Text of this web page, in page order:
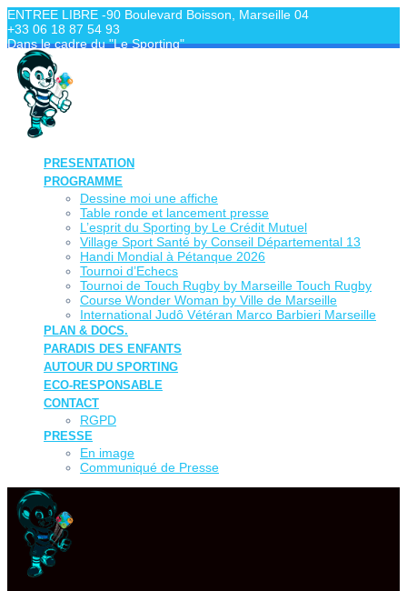
Skip
to
content
ENTREE LIBRE -90 Boulevard Boisson, Marseille 04
+33 06 18 87 54 93
Dans le cadre du "Le Sporting"
PRESENTATION
PROGRAMME
Dessine moi une affiche
Table ronde et lancement presse
L’esprit du Sporting by Le Crédit Mutuel
Village Sport Santé by Conseil Départemental 13
Handi Mondial à Pétanque 2026
Tournoi d’Echecs
Tournoi de Touch Rugby by Marseille Touch Rugby
Course Wonder Woman by Ville de Marseille
International Judô Vétéran Marco Barbieri Marseille
PLAN & DOCS.
PARADIS DES ENFANTS
AUTOUR DU SPORTING
ECO-RESPONSABLE
CONTACT
RGPD
PRESSE
En image
Communiqué de Presse